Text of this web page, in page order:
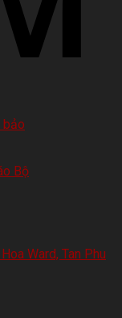
Ward, Tan Phu